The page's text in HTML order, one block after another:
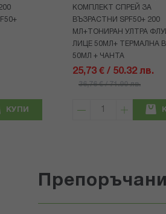
КУПИ
КОМПЛЕКТ СПРЕЙ ЗА
ВЪЗРАСТНИ SPF50+ 200
МЛ+ТОНИРАН УЛТРА
ЛИЦЕ 50МЛ+ ТЕРМАЛНА
50МЛ + ЧАНТА
25,73 € / 50.32 лв.
36,76 € / 71.90 лв.